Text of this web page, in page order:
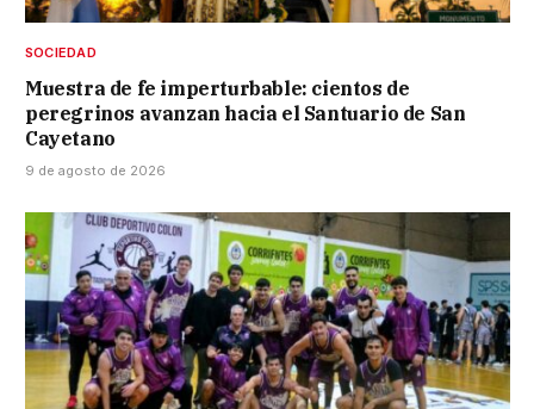
SOCIEDAD
Muestra de fe imperturbable: cientos de
peregrinos avanzan hacia el Santuario de San
Cayetano
9 de agosto de 2026